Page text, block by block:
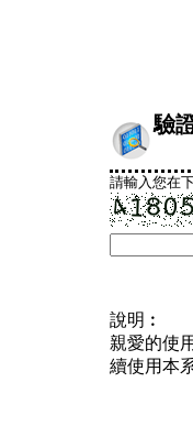
驗
請輸入您在
說明︰
親愛的使
續使用本